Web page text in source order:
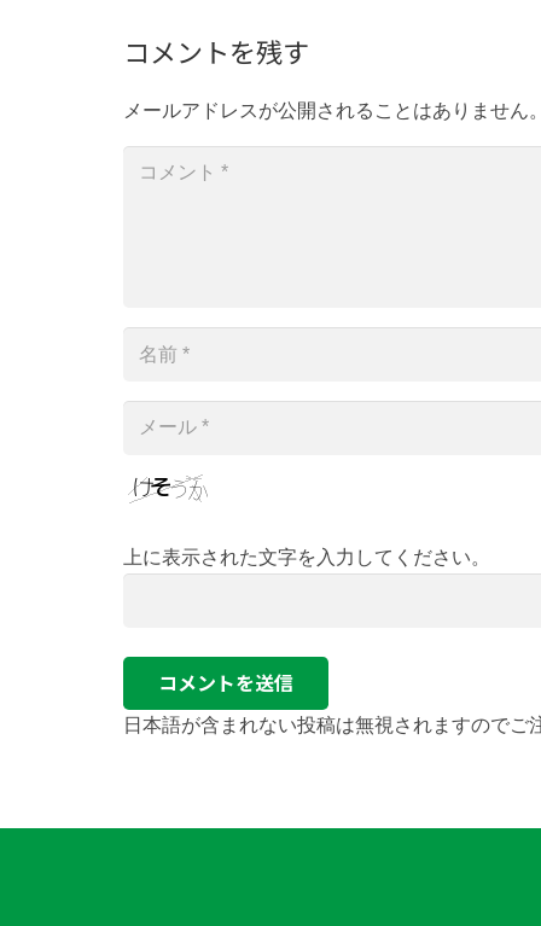
コメントを残す
メールアドレスが公開されることはありません
上に表示された文字を入力してください。
コメントを送信
日本語が含まれない投稿は無視されますのでご